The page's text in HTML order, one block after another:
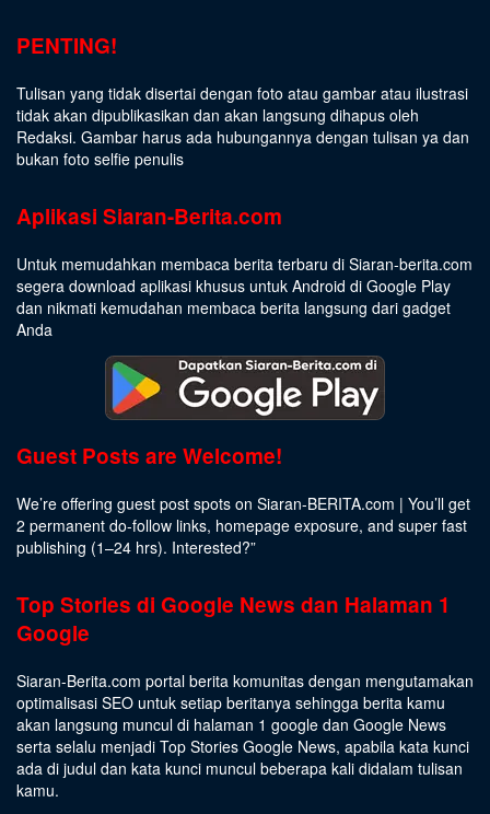
PENTING!
Tulisan yang tidak disertai dengan foto atau gambar atau ilustrasi
tidak akan dipublikasikan dan akan langsung dihapus oleh
Redaksi. Gambar harus ada hubungannya dengan tulisan ya dan
bukan foto selfie penulis
Aplikasi Siaran-Berita.com
Untuk memudahkan membaca berita terbaru di Siaran-berita.com
segera download aplikasi khusus untuk Android di Google Play
dan nikmati kemudahan membaca berita langsung dari gadget
Anda
Guest Posts are Welcome!
We’re offering guest post spots on Siaran-BERITA.com | You’ll get
2 permanent do-follow links, homepage exposure, and super fast
publishing (1–24 hrs). Interested?”
Top Stories di Google News dan Halaman 1
Google
Siaran-Berita.com portal berita komunitas dengan mengutamakan
optimalisasi SEO untuk setiap beritanya sehingga berita kamu
akan langsung muncul di halaman 1 google dan Google News
serta selalu menjadi Top Stories Google News, apabila kata kunci
ada di judul dan kata kunci muncul beberapa kali didalam tulisan
kamu.